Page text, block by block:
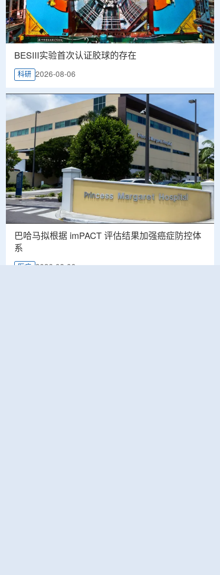
BESIII实验首次认证胶球的存在
科研 2026-08-06
巴哈马拟根据 imPACT 评估结果加强癌症防控体
系
医疗 2026-08-06